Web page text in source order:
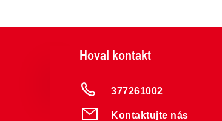
Hoval kontakt
377261002
Kontaktujte nás